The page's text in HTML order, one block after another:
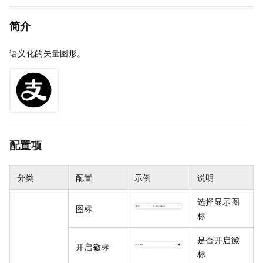
简介
语义化的矢量图形。
配置项
分类 配置 示例 说明
图标
选择显示图
标
开启徽标
是否开启徽
标